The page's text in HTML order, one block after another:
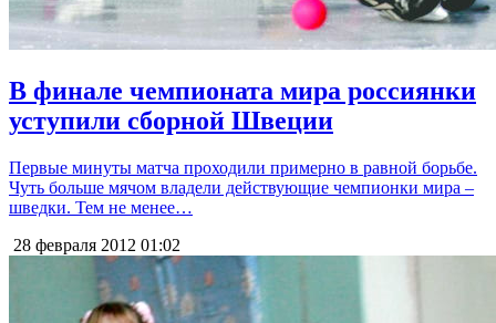
В финале чемпионата мира россиянки
уступили сборной Швеции
Первые минуты матча проходили примерно в равной борьбе.
Чуть больше мячом владели действующие чемпионки мира –
шведки. Тем не менее…
28 февраля 2012 01:02